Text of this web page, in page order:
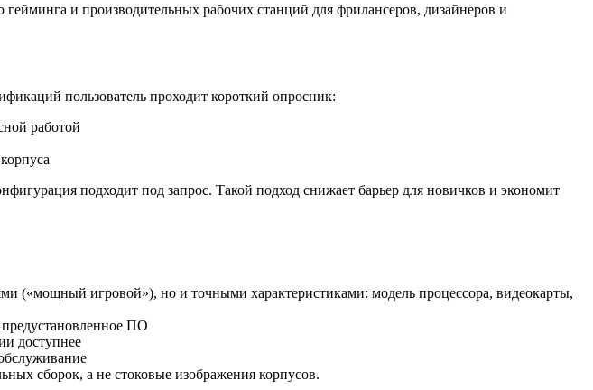
и производительных рабочих станций для фрилансеров, дизайнеров и
пользователь проходит короткий опросник:
работой
подходит под запрос. Такой подход снижает барьер для новичков и экономит
(«мощный игровой»), но и точными характеристиками: модель процессора, видеокарты,
предустановленное ПО
доступнее
сборок, а не стоковые изображения корпусов.